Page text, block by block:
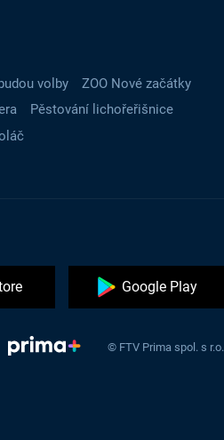
volby
ZOO Nové začátky
Pěstování lichořeřišnice
Google Play
© FTV Prima spol. s r.o.